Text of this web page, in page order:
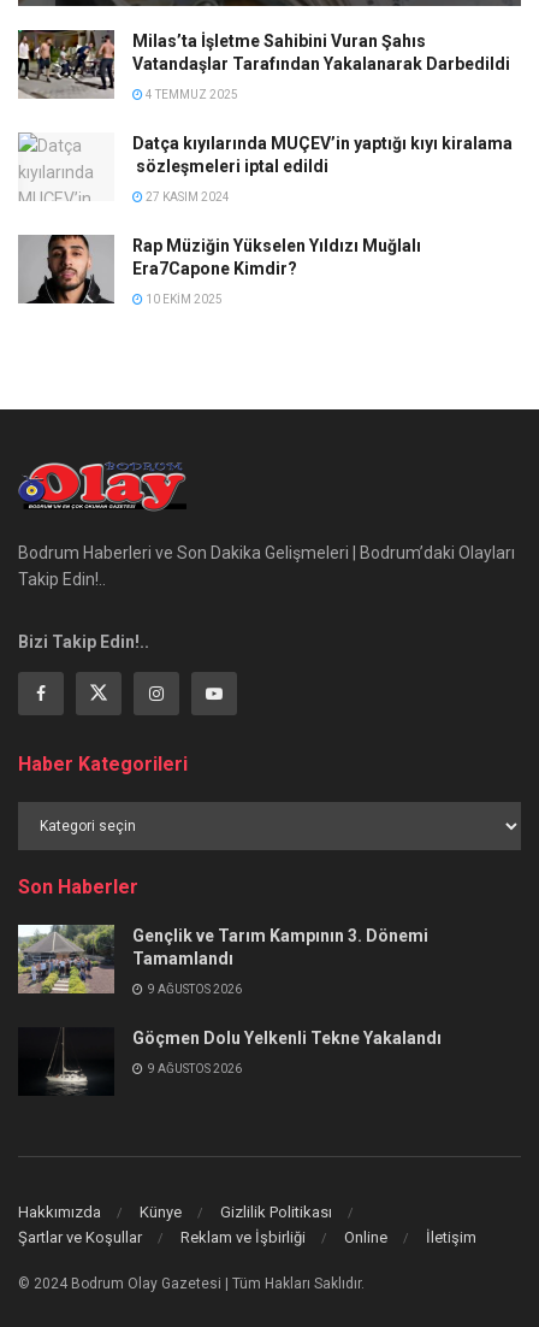
Milas’ta İşletme Sahibini Vuran Şahıs
Vatandaşlar Tarafından Yakalanarak Darbedildi
4 TEMMUZ 2025
Datça kıyılarında MUÇEV’in yaptığı kıyı kiralama
sözleşmeleri iptal edildi
27 KASIM 2024
Rap Müziğin Yükselen Yıldızı Muğlalı
Era7Capone Kimdir?
10 EKIM 2025
Bodrum Haberleri ve Son Dakika Gelişmeleri | Bodrum’daki Olayları
Takip Edin!..
Bizi Takip Edin!..
Haber Kategorileri
Kategorileri
Son Haberler
Gençlik ve Tarım Kampının 3. Dönemi
Tamamlandı
9 AĞUSTOS 2026
Göçmen Dolu Yelkenli Tekne Yakalandı
9 AĞUSTOS 2026
Hakkımızda Künye
Gizlilik Politikası
Şartlar ve Koşullar
Reklam ve İşbirliği Online İletişim
© 2024 Bodrum Olay Gazetesi | Tüm Hakları Saklıdır.